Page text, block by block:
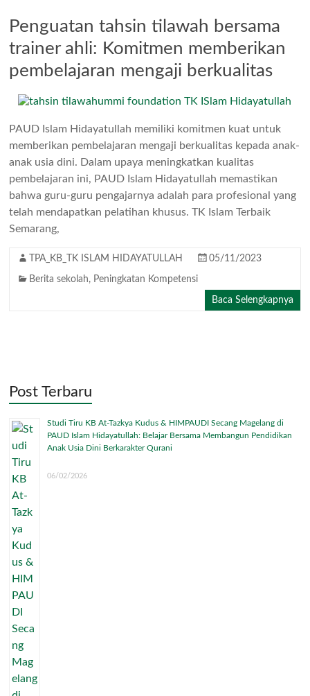
Penguatan tahsin tilawah bersama
trainer ahli: Komitmen memberikan
pembelajaran mengaji berkualitas
PAUD Islam Hidayatullah memiliki komitmen kuat untuk
memberikan pembelajaran mengaji berkualitas kepada anak-
anak usia dini. Dalam upaya meningkatkan kualitas
pembelajaran ini, PAUD Islam Hidayatullah memastikan
bahwa guru-guru pengajarnya adalah para profesional yang
telah mendapatkan pelatihan khusus. TK Islam Terbaik
Semarang,
TPA_KB_TK ISLAM HIDAYATULLAH 05/11/2023
Berita sekolah, Peningkatan Kompetensi
Baca Selengkapnya
Post Terbaru
Studi Tiru KB At-Tazkya Kudus & HIMPAUDI Secang Magelang di
PAUD Islam Hidayatullah: Belajar Bersama Membangun Pendidikan
Anak Usia Dini Berkarakter Qurani
06/02/2026